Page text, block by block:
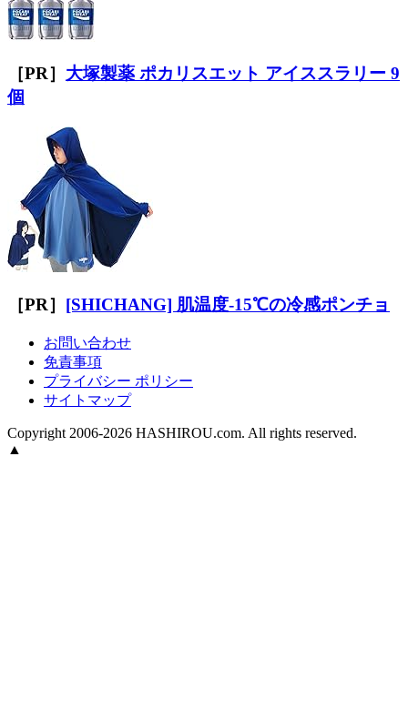
［PR］ 大塚製薬 ポカリスエット アイススラリー 9
個
［PR］ [SHICHANG] 肌温度-15℃の冷感ポンチョ
お問い合わせ
免責事項
プライバシー ポリシー
サイトマップ
Copyright 2006-2026 HASHIROU.com. All rights reserved.
▲